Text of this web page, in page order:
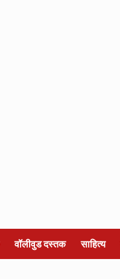
वॉलीवुड दस्तक साहित्य